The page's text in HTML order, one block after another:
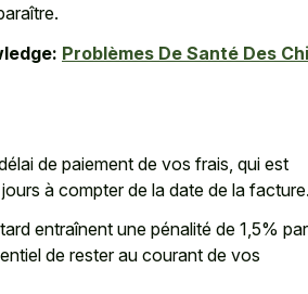
Problèmes De Santé Des
de paiement de vos frais, qui est
à compter de la date de la
entraînent une pénalité de 1,5% par
de rester au courant de vos